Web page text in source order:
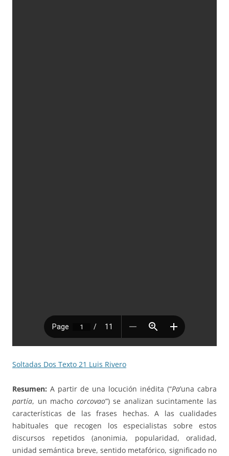
Soltadas Dos Texto 21 Luis Rivero
Resumen: A partir de una locución inédita (“Pa’una cabra
partía, un macho corcovao”) se analizan sucintamente las
características de las frases hechas. A las cualidades
habituales que recogen los especialistas sobre estos
discursos repetidos (anonimia, popularidad, oralidad,
unidad semántica breve, sentido metafórico, significado no